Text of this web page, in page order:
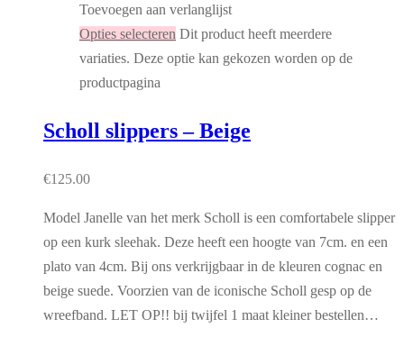
Toevoegen aan verlanglijst
Opties selecteren Dit product heeft meerdere
variaties. Deze optie kan gekozen worden op de
productpagina
Scholl slippers – Beige
€125.00
Model Janelle van het merk Scholl is een comfortabele slipper
op een kurk sleehak. Deze heeft een hoogte van 7cm. en een
plato van 4cm. Bij ons verkrijgbaar in de kleuren cognac en
beige suede. Voorzien van de iconische Scholl gesp op de
wreefband. LET OP!! bij twijfel 1 maat kleiner bestellen…